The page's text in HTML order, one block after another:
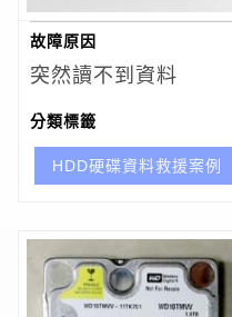
故障原因
突然讀不到資料
分類標籤
HDD硬碟資料救援案例